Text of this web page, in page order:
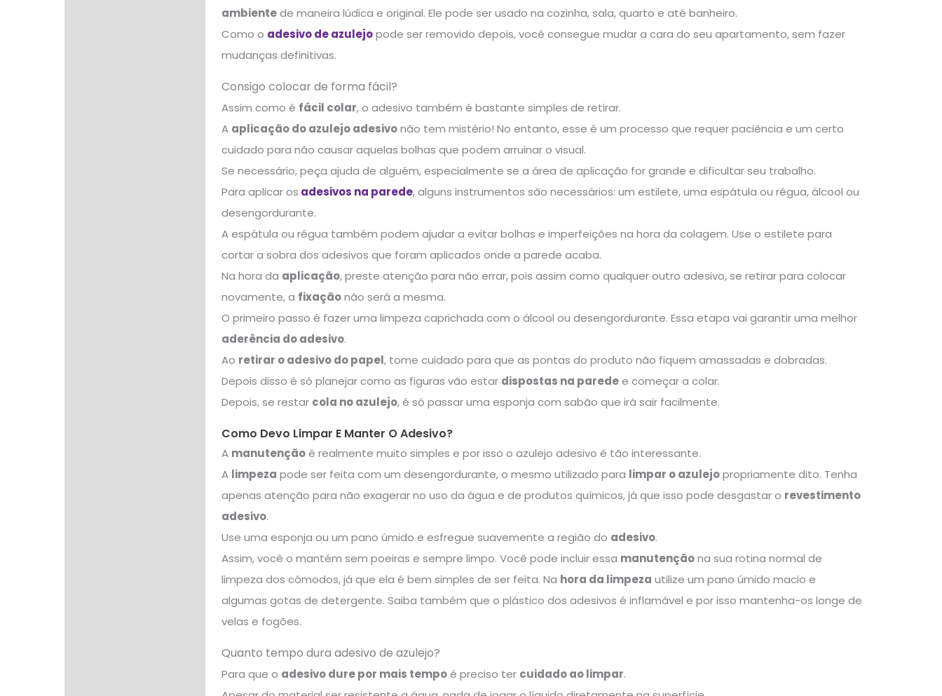
ambientede maneira lúdica e original. Ele pode ser usado na cozinha, sala, quarto e até banheiro.
Como o adesivo de azulejopode ser removido depois, você consegue mudar a cara do seu apartamento, sem fazer
mudanças definitivas.
Consigo colocar de forma fácil?
Assim como é fácil colar, o adesivo também é bastante simples de retirar.
A aplicação do azulejo adesivonão tem mistério! No entanto, esse é um processo que requer paciência e um certo
cuidado para não causar aquelas bolhas que podem arruinar o visual.
Se necessário, peça ajuda de alguém, especialmente se a área de aplicação for grande e dificultar seu trabalho.
Para aplicar os adesivos na parede, alguns instrumentos são necessários: um estilete, uma espátula ou régua, álcool ou
desengordurante.
A espátula ou régua também podem ajudar a evitar bolhas e imperfeições na hora da colagem. Use o estilete para
cortar a sobra dos adesivos que foram aplicados onde a parede acaba.
Na hora da aplicação, preste atenção para não errar, pois assim como qualquer outro adesivo, se retirar para colocar
novamente, a fixaçãonão será a mesma.
O primeiro passo é fazer uma limpeza caprichada com o álcool ou desengordurante. Essa etapa vai garantir uma melhor
aderência do adesivo.
Ao retirar o adesivo do papel, tome cuidado para que as pontas do produto não fiquem amassadas e dobradas.
Depois disso é só planejar como as figuras vão estar dispostas na paredee começar a colar.
Depois, se restar cola no azulejo, é só passar uma esponja com sabão que irá sair facilmente.
Como Devo Limpar E Manter O Adesivo?
A manutençãoé realmente muito simples e por isso o azulejo adesivo é tão interessante.
A limpeza pode ser feita com um desengordurante, o mesmo utilizado para limpar o azulejopropriamente dito. Tenha
apenas atenção para não exagerar no uso da água e de produtos químicos, já que isso pode desgastar o revestimento
adesivo.
Use uma esponja ou um pano úmido e esfregue suavemente a região do adesivo.
Assim, você o mantém sem poeiras e sempre limpo. Você pode incluir essa manutençãona sua rotina normal de
limpeza dos cômodos, já que ela é bem simples de ser feita. Na hora da limpeza utilize um pano úmido macio e
algumas gotas de detergente. Saiba também que o plástico dos adesivos é inflamável e por isso mantenha-os longe de
velas e fogões.
Quanto tempo dura adesivo de azulejo?
Para que o adesivo dure por mais tempoé preciso ter cuidado ao limpar.